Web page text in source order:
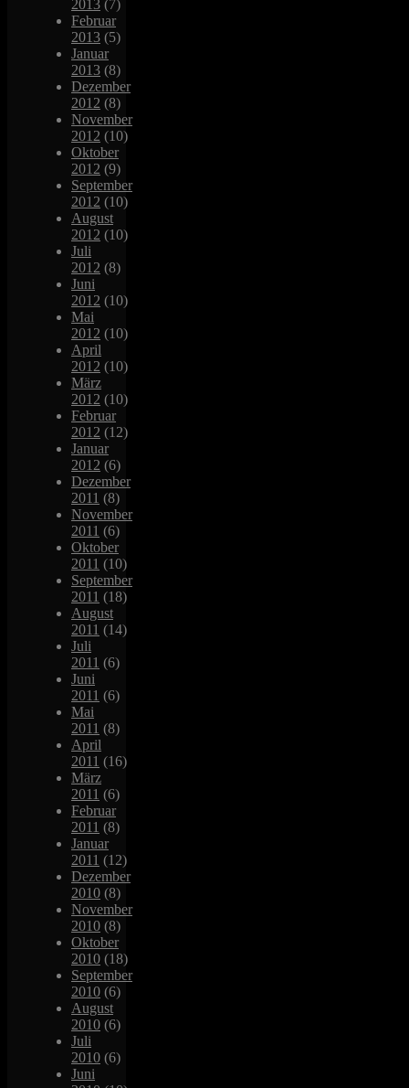
2013 (7)
Februar
2013 (5)
Januar
2013 (8)
Dezember
2012 (8)
November
2012 (10)
Oktober
2012 (9)
September
2012 (10)
August
2012 (10)
Juli
2012 (8)
Juni
2012 (10)
Mai
2012 (10)
April
2012 (10)
März
2012 (10)
Februar
2012 (12)
Januar
2012 (6)
Dezember
2011 (8)
November
2011 (6)
Oktober
2011 (10)
September
2011 (18)
August
2011 (14)
Juli
2011 (6)
Juni
2011 (6)
Mai
2011 (8)
April
2011 (16)
März
2011 (6)
Februar
2011 (8)
Januar
2011 (12)
Dezember
2010 (8)
November
2010 (8)
Oktober
2010 (18)
September
2010 (6)
August
2010 (6)
Juli
2010 (6)
Juni